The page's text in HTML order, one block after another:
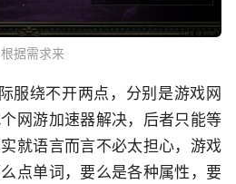
根据需求来
服绕不开两点，分别是游戏网
网游加速器解决，后者只能等
就语言而言不必太担心，游戏
点单词，要么是各种属性，要